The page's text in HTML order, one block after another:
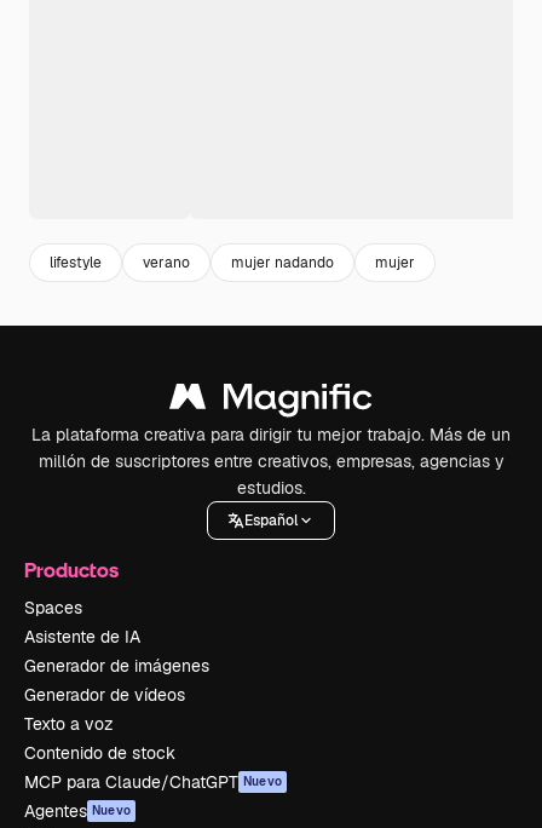
lifestyle verano mujer nadando mujer
La plataforma creativa para dirigir tu mejor trabajo. Más de un
millón de suscriptores entre creativos, empresas, agencias y
estudios.
Español
Productos
Spaces
Asistente de IA
Generador de imágenes
Generador de vídeos
Texto a voz
Contenido de stock
MCP para Claude/ChatGPT Nuevo
Agentes Nuevo